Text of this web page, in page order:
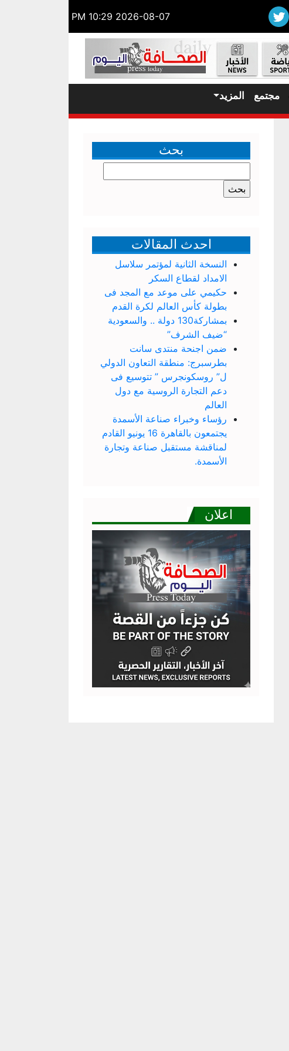
2026-08-07 10:29 PM
مجتمع المزيد
بحث
عن:
احدث المقالات
النسخة الثانية لمؤتمر سلاسل
الامداد لقطاع السكر
حكيمي على موعد مع المجد فى
بطولة كأس العالم لكرة القدم
بمشاركة130 دولة .. والسعودية
“ضيف الشرف”
ضمن اجنحة منتدى سانت
بطرسبرج: منطقة التعاون الدولي
ل” روسكونجرس ” تتوسيع فى
دعم التجارة الروسية مع دول
العالم
رؤساء وخبراء صناعة الأسمدة
يجتمعون بالقاهرة 16 يونيو القادم
لمناقشة مستقبل صناعة وتجارة
الأسمدة.
اعلان